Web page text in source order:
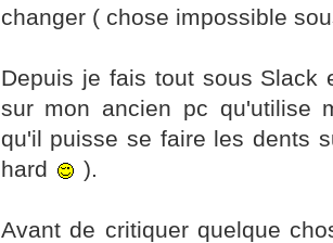
changer ( chose impossible
Depuis je fais tout sous Slack
sur mon ancien pc qu'utilise
qu'il puisse se faire les dents
hard
).
Avant de critiquer quelque